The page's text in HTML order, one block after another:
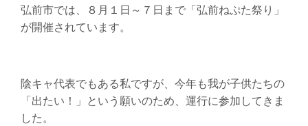
弘前市では、８月１日～７日まで「弘前ねぷた祭り」
が開催されています。
陰キャ代表でもある私ですが、今年も我が子供たちの
「出たい！」という願いのため、運行に参加してきま
した。